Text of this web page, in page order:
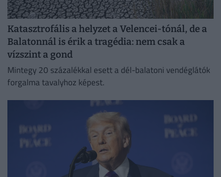
Katasztrofális a helyzet a Velencei-tónál, de a
Balatonnál is érik a tragédia: nem csak a
vízszint a gond
Mintegy 20 százalékkal esett a dél-balatoni vendéglátók
forgalma tavalyhoz képest.